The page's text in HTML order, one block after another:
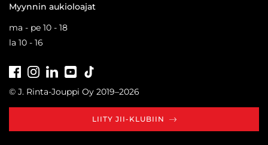
Myynnin aukioloajat
ma - pe 10 - 18
la 10 - 16
FacebookInstagramLinkedInYoutube
© J. Rinta-Jouppi Oy 2019–2026
LIITY JII-KLUBIIN